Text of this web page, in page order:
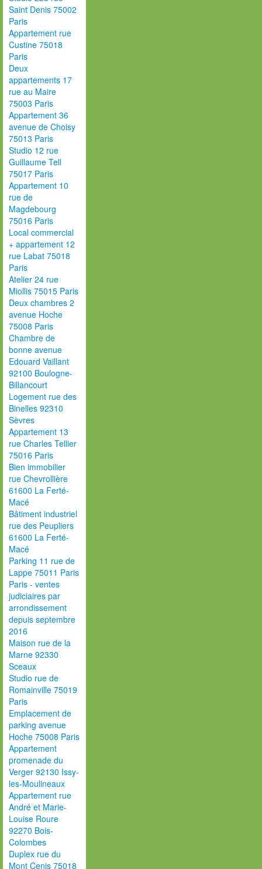
Saint Denis 75002
Paris
Appartement rue
Custine 75018
Paris
Deux
appartements 17
rue au Maire
75003 Paris
Appartement 36
avenue de Choisy
75013 Paris
Studio 12 rue
Guillaume Tell
75017 Paris
Appartement 10
rue de
Magdebourg
75016 Paris
Local commercial
+ appartement 12
rue Labat 75018
Paris
Atelier 24 rue
Miollis 75015 Paris
Deux chambres 2
avenue Hoche
75008 Paris
Chambre de
bonne avenue
Edouard Vaillant
92100 Boulogne-
Billancourt
Logement rue des
Binelles 92310
Sèvres
Appartement 13
rue Charles Tellier
75016 Paris
Bien immobilier
rue Chevrollière
61600 La Ferté-
Macé
Bâtiment industriel
rue des Peupliers
61600 La Ferté-
Macé
Parking 11 rue de
Lappe 75011 Paris
Paris - ventes
judiciaires par
arrondissement
depuis septembre
2016
Maison rue de la
Marne 92330
Sceaux
Studio rue de
Romainville 75019
Paris
Emplacement de
parking avenue
Hoche 75008 Paris
Appartement
promenade du
Verger 92130 Issy-
les-Moulineaux
Appartement rue
André et Marie-
Louise Roure
92270 Bois-
Colombes
Duplex rue du
Mont Cenis 75018